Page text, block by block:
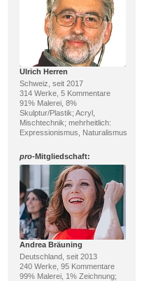
Ulrich Herren
Schweiz, seit 2017
314 Werke, 5 Kommentare
91% Malerei, 8%
Skulptur/Plastik; Acryl,
Mischtechnik; mehrheitlich:
Expressionismus, Naturalismus
pro-Mitgliedschaft:
Andrea Bräuning
Deutschland, seit 2013
240 Werke, 95 Kommentare
99% Malerei, 1% Zeichnung;